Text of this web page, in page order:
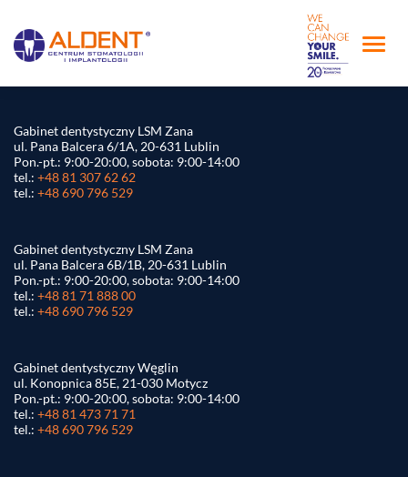
Gabinet dentystyczny LSM Zana
ul. Pana Balcera 6/1A, 20-631 Lublin
Pon.-pt.: 9:00-20:00, sobota: 9:00-14:00
tel.: +48 81 307 62 62
tel.: +48 690 796 529
Gabinet dentystyczny LSM Zana
ul. Pana Balcera 6B/1B, 20-631 Lublin
Pon.-pt.: 9:00-20:00, sobota: 9:00-14:00
tel.: +48 81 71 888 00
tel.: +48 690 796 529
Gabinet dentystyczny Węglin
ul. Konopnica 85E, 21-030 Motycz
Pon.-pt.: 9:00-20:00, sobota: 9:00-14:00
tel.: +48 81 473 71 71
tel.: +48 690 796 529